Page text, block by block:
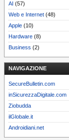
AI (57)
Web e Internet (48)
Apple (10)
Hardware (8)
Business (2)
NAVIGAZIONE
SecureBulletin.com
inSicurezzaDigitale.com
Ziobudda
ilGlobale.it
Androidiani.net